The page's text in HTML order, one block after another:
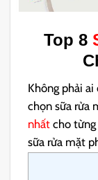
Top 8
Không phải
chọn sữa rửa
nhất cho từng
sữa rửa mặt